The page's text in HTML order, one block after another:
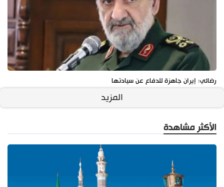
رضائي: إيران جاهزة للدفاع عن سيادتها
المزيد
الأكثر مشاهدة